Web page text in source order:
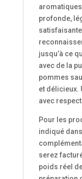
profonde,
jusqu’à ce
avec de la
pommes
et délicieux.
avec
Pour les
indiqué
serez
poids réel